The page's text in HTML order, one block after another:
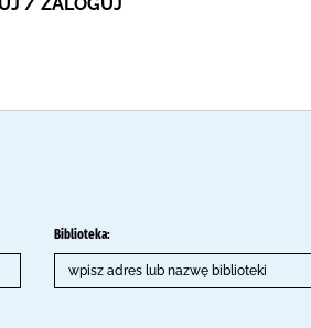
Biblioteka: